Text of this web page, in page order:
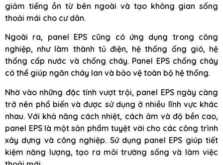
giảm tiếng ồn từ bên ngoài và tạo không gian sống
thoải mái cho cư dân.
Ngoài ra, panel EPS cũng có ứng dụng trong công
nghiệp, như làm thành tủ điện, hệ thống ống gió, hệ
thống cấp nước và chống cháy. Panel EPS chống cháy
có thể giúp ngăn cháy lan và bảo vệ toàn bộ hệ thống.
Nhờ vào những đặc tính vượt trội, panel EPS ngày càng
trở nên phổ biến và được sử dụng ở nhiều lĩnh vực khác
nhau. Với khả năng cách nhiệt, cách âm và độ bền cao,
panel EPS là một sản phẩm tuyệt vời cho các công trình
xây dựng và công nghiệp. Sử dụng panel EPS giúp tiết
kiệm năng lượng, tạo ra môi trường sống và làm việc